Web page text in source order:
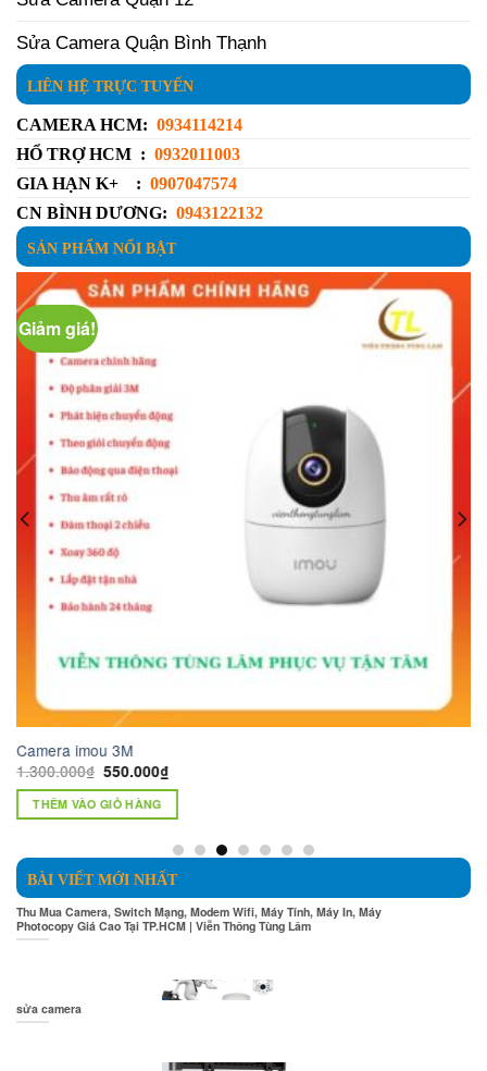
Sửa Camera Quận Bình Thạnh
LIÊN HỆ TRỰC TUYẾN
CAMERA HCM: 0934114214
HỔ TRỢ HCM : 0932011003
GIA HẠN K+ : 0907047574
CN BÌNH DƯƠNG: 0943122132
SẢN PHẨM NỔI BẬT
Giảm giá!
Camera imou 3M
1.300.000₫ Giá
gốc
là:
1.300.000₫.
550.000₫Giá
hiện
tại
550.000₫.
THÊM VÀO GIỎ HÀNG
BÀI VIẾT MỚI NHẤT
Thu Mua Camera, Switch Mạng, Modem Wifi, Máy Tính, Máy In, Máy
Photocopy Giá Cao Tại TP.HCM | Viễn Thông Tùng Lâm
sửa camera